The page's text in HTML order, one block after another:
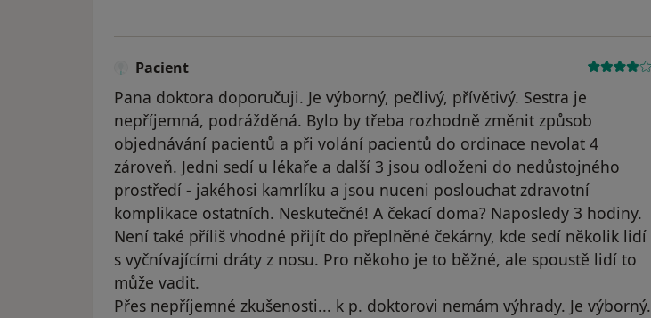
Pacient
Pana doktora doporučuji. Je výborný, pečlivý, přívětivý. Sestra je
nepříjemná, podrážděná. Bylo by třeba rozhodně změnit způsob
objednávání pacientů a při volání pacientů do ordinace nevolat 4
zároveň. Jedni sedí u lékaře a další 3 jsou odloženi do nedůstojného
prostředí - jakéhosi kamrlíku a jsou nuceni poslouchat zdravotní
komplikace ostatních. Neskutečné! A čekací doma? Naposledy 3 hodiny.
Není také příliš vhodné přijít do přeplněné čekárny, kde sedí několik lidí
s vyčnívajícími dráty z nosu. Pro někoho je to běžné, ale spoustě lidí to
může vadit.
Přes nepříjemné zkušenosti... k p. doktorovi nemám výhrady. Je výborný.